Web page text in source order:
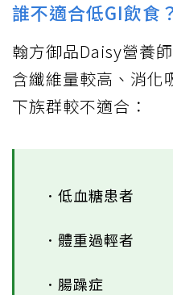
誰不適合低GI飲食
翰方御品Daisy營養
含纖維量較高、消化
下族群較不適合：
．低血糖患者
．體重過輕者
．腸躁症